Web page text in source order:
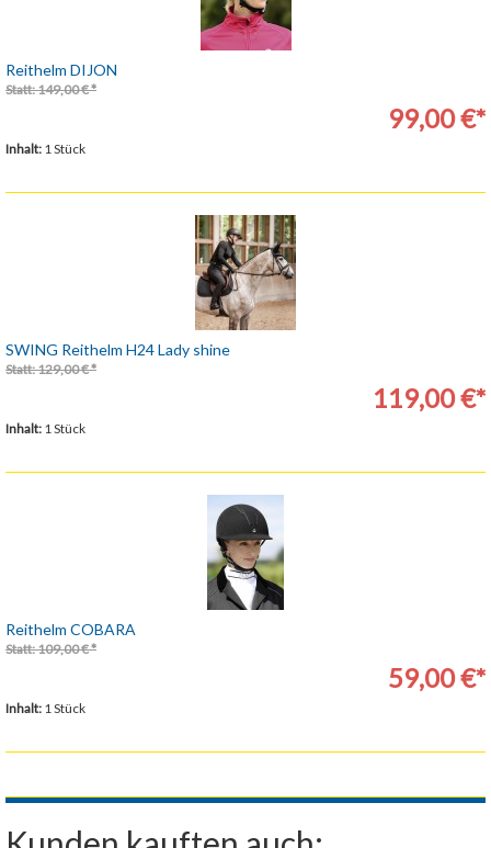
Reithelm DIJON
Statt: 149,00 € *
99,00 €*
Inhalt: 1 Stück
SWING Reithelm H24 Lady shine
Statt: 129,00 € *
119,00 €*
Inhalt: 1 Stück
Reithelm COBARA
Statt: 109,00 € *
59,00 €*
Inhalt: 1 Stück